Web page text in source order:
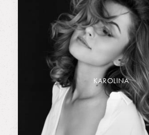
KAROLINA